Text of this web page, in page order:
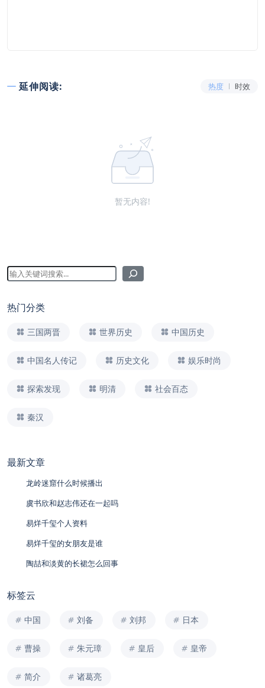
延伸阅读: 热度 时效
暂无内容!
热门分类
三国两晋 世界历史 中国历史
中国名人传记 历史文化 娱乐时尚
探索发现 明清 社会百态
秦汉
最新文章
龙岭迷窟什么时候播出
虞书欣和赵志伟还在一起吗
易烊千玺个人资料
易烊千玺的女朋友是谁
陶喆和淡黄的长裙怎么回事
标签云
中国 刘备 刘邦 日本
曹操 朱元璋 皇后 皇帝
简介 诸葛亮